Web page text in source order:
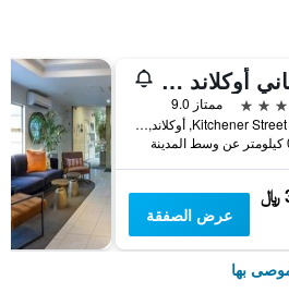
أفاني أوكلاند متروبوليس ريزيدنسيز
ممتاز 9.0
40 Kitchener Street, أوكلاند, نيوزيلندا
عرض الصفقة
بها